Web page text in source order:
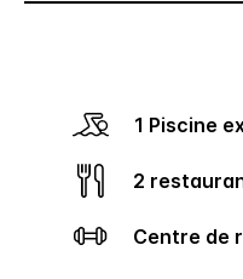
1 Piscine
2
Centre